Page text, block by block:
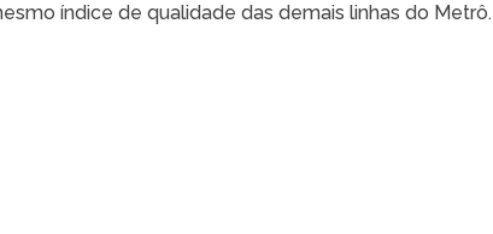
índice de qualidade das demais linhas do Metrô.